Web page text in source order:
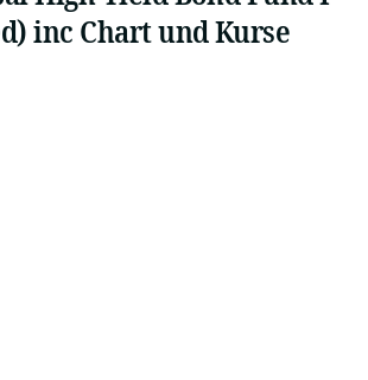
inc Chart und Kurse